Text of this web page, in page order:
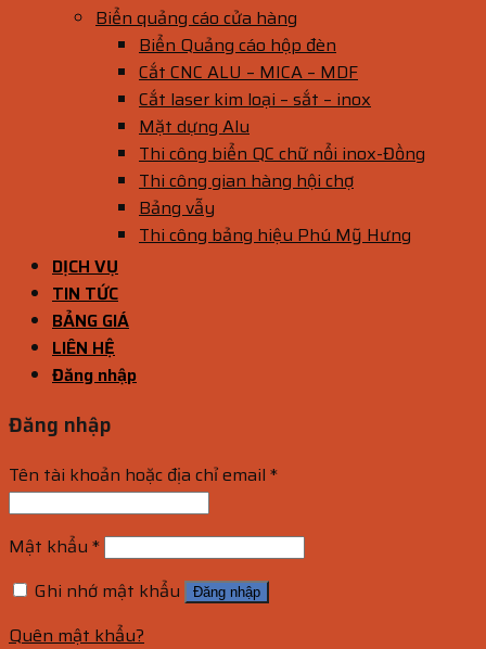
Biển quảng cáo cửa hàng
Biển Quảng cáo hộp đèn
Cắt CNC ALU – MICA – MDF
Cắt laser kim loại – sắt – inox
Mặt dựng Alu
Thi công biển QC chữ nổi inox-Đồng
Thi công gian hàng hội chợ
Bảng vẫy
Thi công bảng hiệu Phú Mỹ Hưng
DỊCH VỤ
TIN TỨC
BẢNG GIÁ
LIÊN HỆ
Đăng nhập
Đăng nhập
Tên tài khoản hoặc địa chỉ email *
Mật khẩu *
Ghi nhớ mật khẩu
Đăng nhập
Quên mật khẩu?